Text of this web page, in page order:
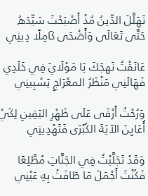
تَهَلَّلَ الدِّينُ مُذْ أَصْبَحْتَ سَيِّدَهُ
حَتَّى تَعَالَى وَأَضْحَى كَامِلًا دِينِي
عَانَقْتُ نَهجَكَ يَا مَوْلَايَ فِي خَلَدِي
فَهَالَنِي مَنْظَرُ المعْرَاجِ يَسْبِينِي
وَرُحْتُ أَرْقَى عَلَى ظَهْرِ اليَقِينِ
أُعَايِنَ الآيَةَ الكُبْرَى فَتَهْدِينِي
وَقَدْ تَجَلَّيْتُ فِي الجَنَّاتِ مُطَّلِعًا
فَكُنْتَ أَجْمَلَ مَا طَافَتْ بِهِ عَيْنِي